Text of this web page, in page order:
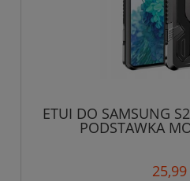
ETUI DO SAMSUNG
PODSTAWKA
25,99